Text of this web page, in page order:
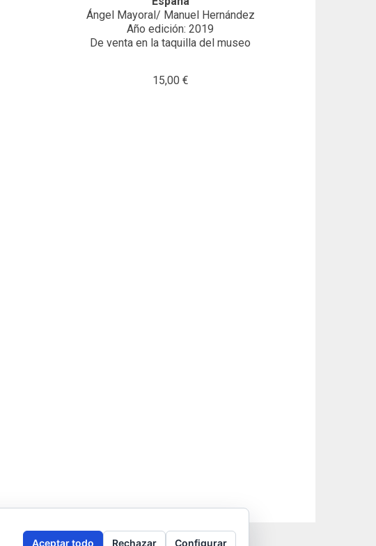
Ángel Mayoral/ Manuel Hernández
Año edición: 2019
De venta en la taquilla del museo
15,00 €
Aceptar todo Rechazar Configurar